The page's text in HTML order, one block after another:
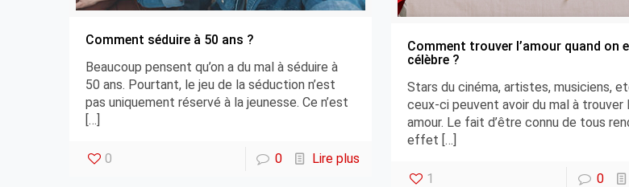
Comment séduire à 50 ans ?
Beaucoup pensent qu’on a du mal à séduire à
50 ans. Pourtant, le jeu de la séduction n’est
pas uniquement réservé à la jeunesse. Ce n’est
[…]
0 0 Lire plus
Comment trouver l’amour quand on
célèbre ?
Stars du cinéma, artistes, musiciens,
ceux-ci peuvent avoir du mal à trouver
amour. Le fait d’être connu de tous
effet […]
1 0